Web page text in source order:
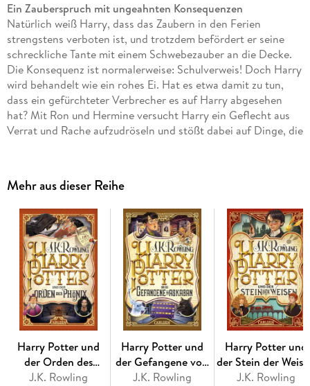
Ein Zauberspruch mit ungeahnten Konsequenzen
Natürlich weiß Harry, dass das Zaubern in den Ferien
strengstens verboten ist, und trotzdem befördert er seine
schreckliche Tante mit einem Schwebezauber an die Decke.
Die Konsequenz ist normalerweise: Schulverweis! Doch Harry
wird behandelt wie ein rohes Ei. Hat es etwa damit zu tun,
dass ein gefürchteter Verbrecher es auf Harry abgesehen
hat? Mit Ron und Hermine versucht Harry ein Geflecht aus
Verrat und Rache aufzudröseln und stößt dabei auf Dinge, die
Ein generationenübergreifender Fantasy-Klassiker
Millionen von Leser*innen und mehrere Generationen sind
mit den Geschichten von Harry Potter aufgewachsen. Die
Autorin hat mit Hogwarts ein Universum geschaffen, das
einzigartig ist und eine immense kulturelle Bedeutung erlangt
hat. Neben der magischen Welt und spannenden Abenteuern
spielen auch moralische Werte wie Freundschaft, Toleranz,
Loyalität und der Einsatz für das Gute eine wichtige Rolle.
Der dritte Band als ungekürzte Taschenbuch-Ausgabe - für
Harry-Potter-Fans und solche, die es werden wollen!
Mehr aus dieser Reihe
Harry Potter und
der Orden des
Phönix (Harry
J.K. Rowling
Harry Potter und
der Gefangene von
Askaban (Harry
J.K. Rowling
Harry Potter und
der Stein der
(Harry Potter 1)
J.K. Rowling